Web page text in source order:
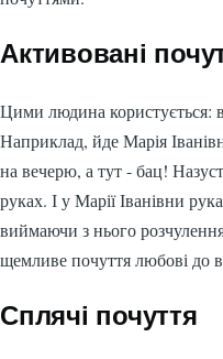
Активовані
Цими людина користується:
Наприклад, йде Марія
на вечерю, а тут - бац!
руках. І у Марії Іванівни
виймаючи з нього
щемливе почуття любові до
Сплячі почуття